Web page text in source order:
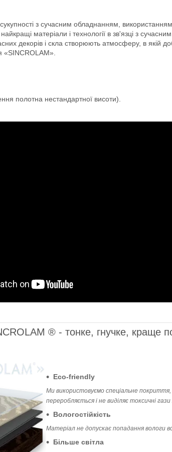
сукупності з сучасним обладнанням,
матеріали і технології в зв'язці з
декорів і скла створюють атмосферу, в якій
«SINCROLAM».
полотна нестандартної висоти).
® - тонке, гнучке, краще
Eco-friendly
Ми використовуємо спеціальне
переробляється і не виділяє токсичні гази
Вологостійкість
Матеріал не допускає попадання вологи
Більше світла